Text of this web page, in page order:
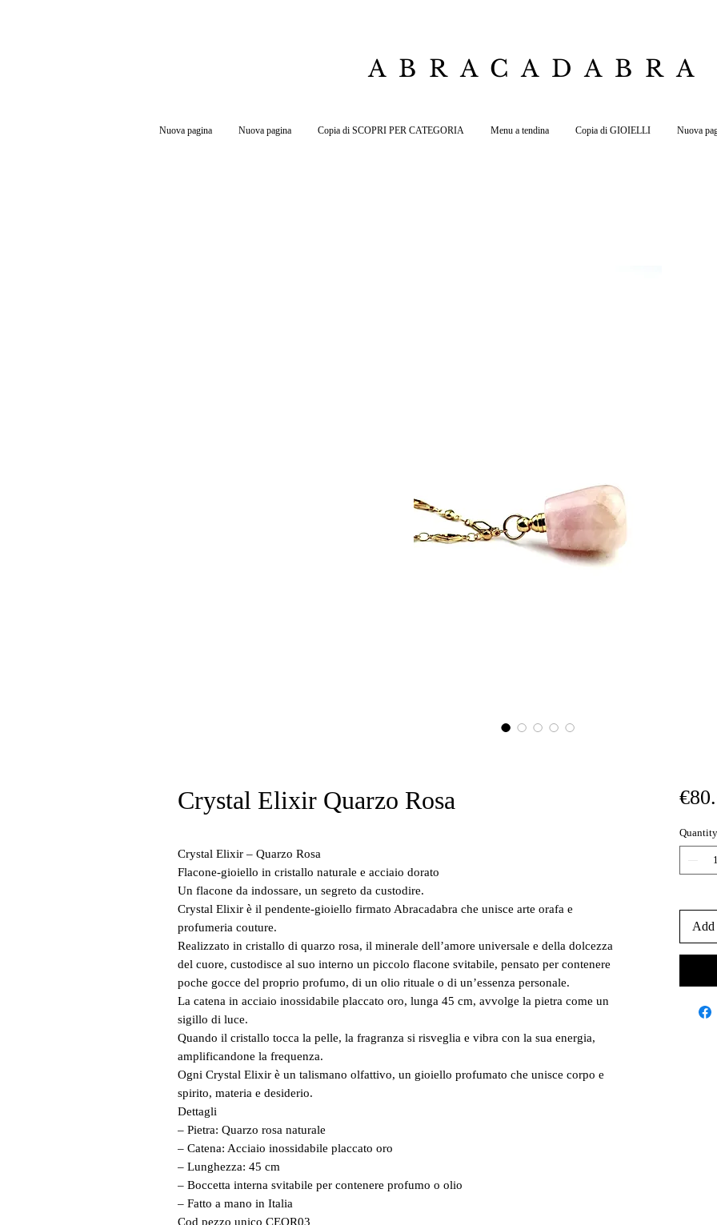
ABRACADABRA
Nuova pagina Nuova pagina Copia di SCOPRI PER CATEGORIA Menu a tendina Copia di GIOIELLI Nuova
Crystal Elixir Quarzo Rosa
Crystal Elixir – Quarzo Rosa
Flacone-gioiello in cristallo naturale e acciaio dorato
Un flacone da indossare, un segreto da custodire.
Crystal Elixir è il pendente-gioiello firmato Abracadabra che unisce arte orafa e
profumeria couture.
Realizzato in cristallo di quarzo rosa, il minerale dell’amore universale e della dolcezza
del cuore, custodisce al suo interno un piccolo flacone svitabile, pensato per contenere
poche gocce del proprio profumo, di un olio rituale o di un’essenza personale.
La catena in acciaio inossidabile placcato oro, lunga 45 cm, avvolge la pietra come un
sigillo di luce.
Quando il cristallo tocca la pelle, la fragranza si risveglia e vibra con la sua energia,
amplificandone la frequenza.
Ogni Crystal Elixir è un talismano olfattivo, un gioiello profumato che unisce corpo e
spirito, materia e desiderio.
Dettagli
– Pietra: Quarzo rosa naturale
– Catena: Acciaio inossidabile placcato oro
– Lunghezza: 45 cm
– Boccetta interna svitabile per contenere profumo o olio
– Fatto a mano in Italia
Cod pezzo unico CEQR03
Quantity
Add